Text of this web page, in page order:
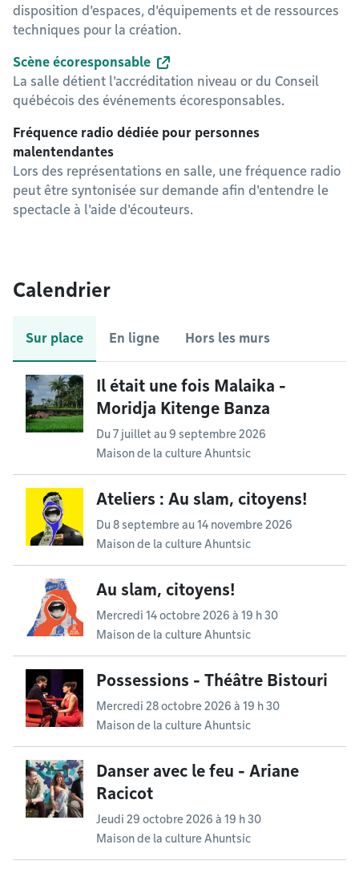
disposition d'espaces, d'équipements et de ressources
techniques pour la création.
Scène écoresponsable
La salle détient l'accréditation niveau or du Conseil
québécois des événements écoresponsables.
Fréquence radio dédiée pour personnes
malentendantes
Lors des représentations en salle, une fréquence radio
peut être syntonisée sur demande afin d'entendre le
spectacle à l'aide d'écouteurs.
Calendrier
Sur place En ligne Hors les murs
Il était une fois Malaika -
Moridja Kitenge Banza
Du 7 juillet au 9 septembre 2026
Maison de la culture Ahuntsic
Ateliers : Au slam, citoyens!
Du 8 septembreau 14 novembre 2026
Maison de la culture Ahuntsic
Au slam, citoyens!
Mercredi 14 octobre 2026 à 19 h 30
Maison de la culture Ahuntsic
Possessions - Théâtre Bistouri
Mercredi 28 octobre 2026 à 19 h 30
Maison de la culture Ahuntsic
Danser avec le feu - Ariane
Racicot
Jeudi 29 octobre 2026 à 19 h 30
Maison de la culture Ahuntsic